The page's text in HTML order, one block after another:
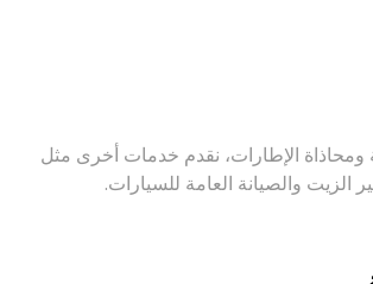
ومحاذاة الإطارات، نقدم خدمات أخرى مثل
الزيت والصيانة العامة للسيارات.